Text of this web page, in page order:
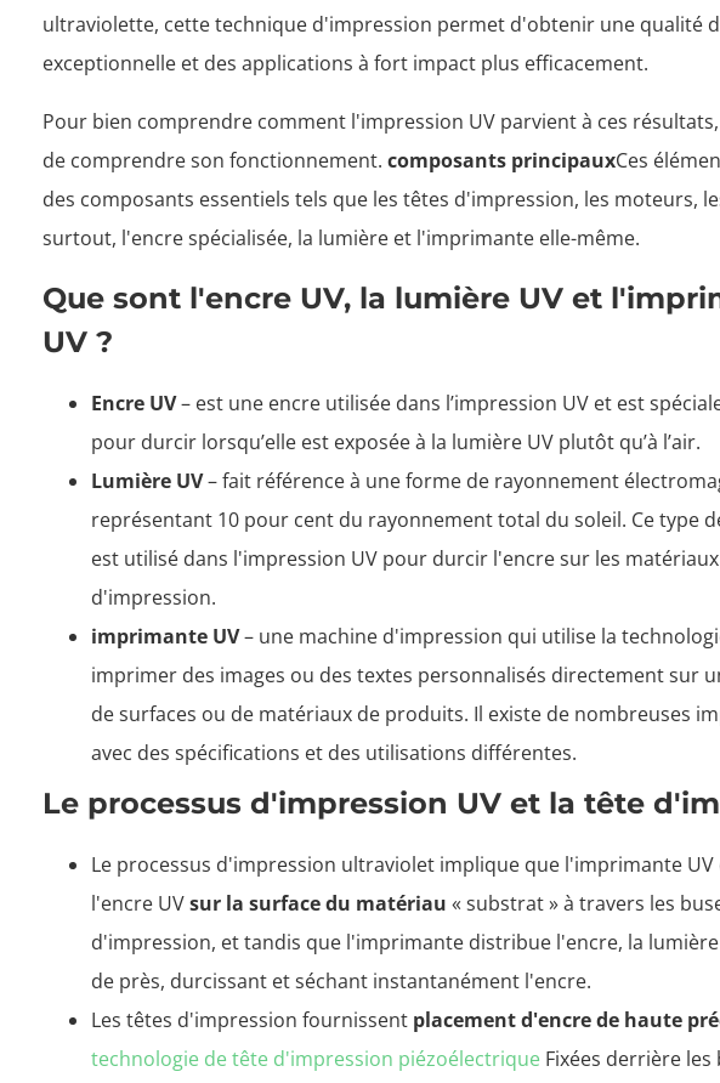
ultraviolette, cette technique d'impression permet d'obtenir une qualité
exceptionnelle et des applications à fort impact plus efficacement.
Pour bien comprendre comment l'impression UV parvient à ces
de comprendre son fonctionnement. composants principauxCes
des composants essentiels tels que les têtes d'impression, les moteurs,
surtout, l'encre spécialisée, la lumière et l'imprimante elle-même.
Que sont l'encre UV, la lumière UV et
UV ?
Encre UV– est une encre utilisée dans l’impression UV et est
pour durcir lorsqu’elle est exposée à la lumière UV plutôt qu’à l’air.
Lumière UV– fait référence à une forme de rayonnement
représentant 10 pour cent du rayonnement total du soleil. Ce type
est utilisé dans l'impression UV pour durcir l'encre sur les
d'impression.
imprimante UV– une machine d'impression qui utilise la
imprimer des images ou des textes personnalisés directement sur
de surfaces ou de matériaux de produits. Il existe de nombreuses
avec des spécifications et des utilisations différentes.
Le processus d'impression UV et la tête
Le processus d'impression ultraviolet implique que l'imprimante
l'encre UVsur la surface du matériau « substrat » à travers les
d'impression, et tandis que l'imprimante distribue l'encre, la
de près, durcissant et séchant instantanément l'encre.
Les têtes d'impression fournissent placement d'encre de haute
technologie de tête d'impression piézoélectrique Fixées derrière